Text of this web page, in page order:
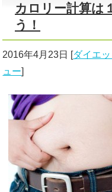
カロリー計算は
う！
2016年4月23日 [ダイエッ
ュー]